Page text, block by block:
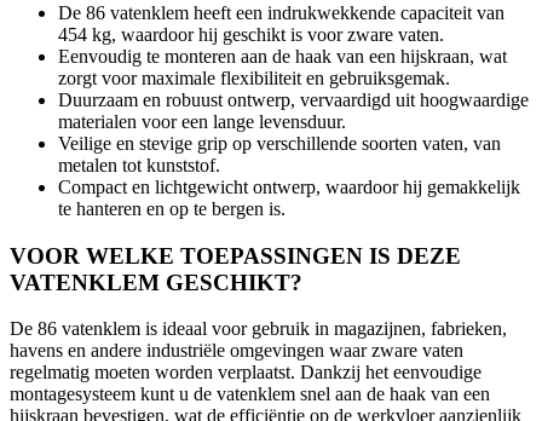
De 86 vatenklem heeft een indrukwekkende capaciteit van
454 kg, waardoor hij geschikt is voor zware vaten.
Eenvoudig te monteren aan de haak van een hijskraan, wat
zorgt voor maximale flexibiliteit en gebruiksgemak.
Duurzaam en robuust ontwerp, vervaardigd uit hoogwaardige
materialen voor een lange levensduur.
Veilige en stevige grip op verschillende soorten vaten, van
metalen tot kunststof.
Compact en lichtgewicht ontwerp, waardoor hij gemakkelijk
te hanteren en op te bergen is.
VOOR WELKE TOEPASSINGEN IS DEZE
VATENKLEM GESCHIKT?
De 86 vatenklem is ideaal voor gebruik in magazijnen, fabrieken,
havens en andere industriële omgevingen waar zware vaten
regelmatig moeten worden verplaatst. Dankzij het eenvoudige
montagesysteem kunt u de vatenklem snel aan de haak van een
hijskraan bevestigen, wat de efficiëntie op de werkvloer aanzienlijk